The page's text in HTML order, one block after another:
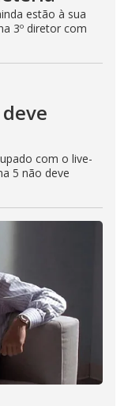
estão à sua
3º diretor com
com o live-
5 não deve